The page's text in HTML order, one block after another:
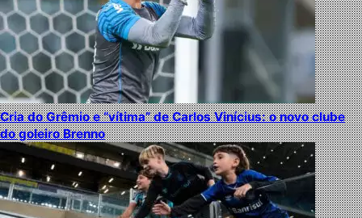
Cria do Grêmio e “vítima” de Carlos Vinícius: o novo clube
do goleiro Brenno